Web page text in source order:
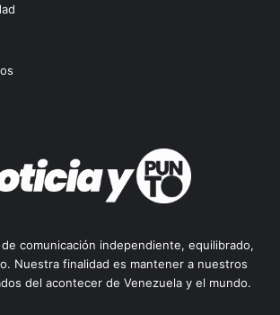
comunicación independiente, equilibrado,
Nuestra finalidad es mantener a nuestros
del acontecer de Venezuela y el mundo.